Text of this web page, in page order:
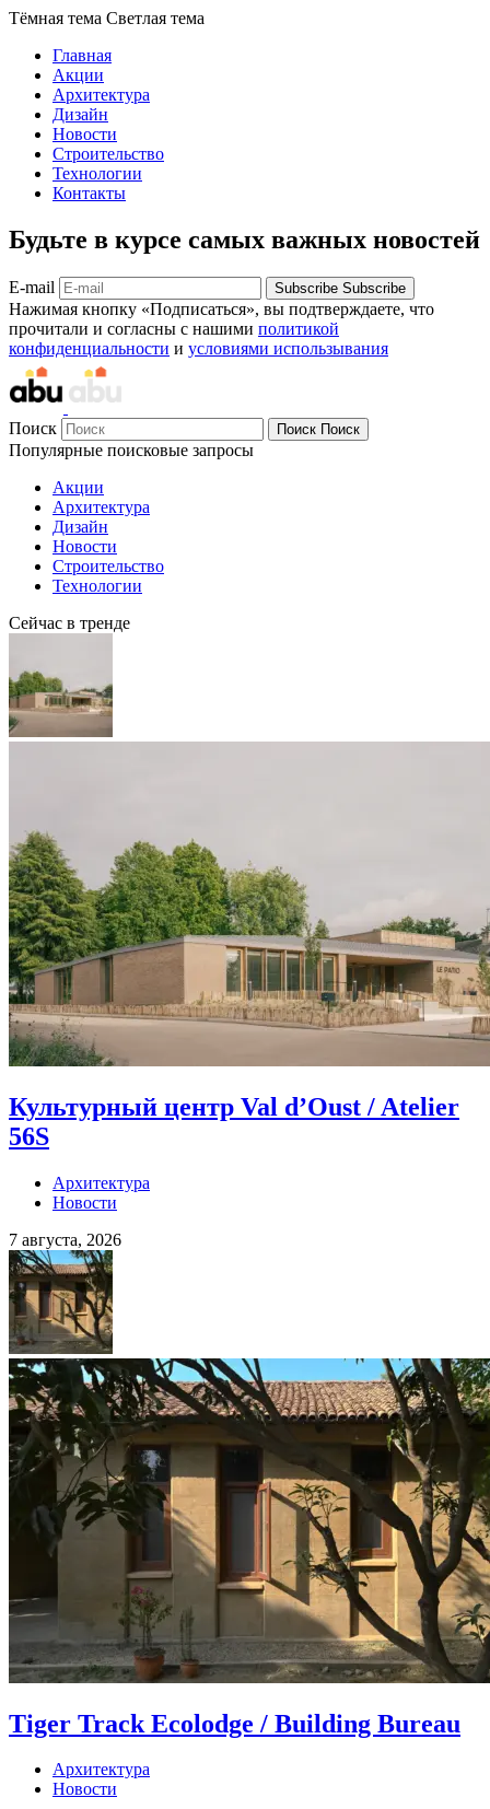
Тёмная тема Светлая тема
Главная
Акции
Архитектура
Дизайн
Новости
Строительство
Технологии
Контакты
Будьте в курсе самых важных новостей
E-mail Subscribe Subscribe
Нажимая кнопку «Подписаться», вы подтверждаете, что
прочитали и согласны с нашими политикой
конфиденциальности и условиями использывания
Поиск Поиск Поиск
Популярные поисковые запросы
Акции
Архитектура
Дизайн
Новости
Строительство
Технологии
Сейчас в тренде
Культурный центр Val d’Oust / Atelier
56S
Архитектура
Новости
7 августа, 2026
Tiger Track Ecolodge / Building Bureau
Архитектура
Новости